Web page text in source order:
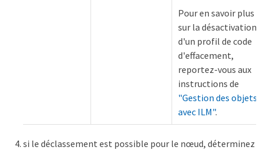
Pour en savoir plus
sur la désactivation
d'un profil de code
d'effacement,
reportez-vous aux
instructions de
"Gestion des objets
avec ILM".
si le déclassement est possible pour le nœud, déterminez